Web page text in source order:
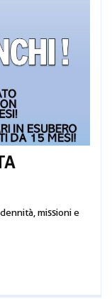
missioni e